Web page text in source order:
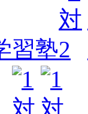
習塾